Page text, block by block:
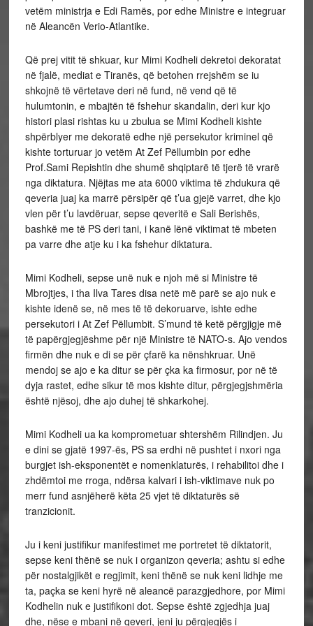
vetëm ministrja e Edi Ramës, por edhe Ministre e integruar
në Aleancën Verio-Atlantike.
Që prej vitit të shkuar, kur Mimi Kodheli dekretoi dekoratat
në fjalë, mediat e Tiranës, që betohen rrejshëm se iu
shkojnë të vërtetave deri në fund, në vend që të
hulumtonin, e mbajtën të fshehur skandalin, deri kur kjo
histori plasi rishtas ku u zbulua se Mimi Kodheli kishte
shpërblyer me dekoratë edhe një persekutor kriminel që
kishte torturuar jo vetëm At Zef Pëllumbin por edhe
Prof.Sami Repishtin dhe shumë shqiptarë të tjerë të vrarë
nga diktatura. Njëjtas me ata 6000 viktima të zhdukura që
qeveria juaj ka marrë përsipër që t’ua gjejë varret, dhe kjo
vlen për t’u lavdëruar, sepse qeveritë e Sali Berishës,
bashkë me të PS deri tani, i kanë lënë viktimat të mbeten
pa varre dhe atje ku i ka fshehur diktatura.
Mimi Kodheli, sepse unë nuk e njoh më si Ministre të
Mbrojtjes, i tha Ilva Tares disa netë më parë se ajo nuk e
kishte idenë se, në mes të të dekoruarve, ishte edhe
persekutori i At Zef Pëllumbit. S’mund të ketë përgjigje më
të papërgjegjëshme për një Ministre të NATO-s. Ajo vendos
firmën dhe nuk e di se për çfarë ka nënshkruar. Unë
mendoj se ajo e ka ditur se për çka ka firmosur, por në të
dyja rastet, edhe sikur të mos kishte ditur, përgjegjshmëria
është njësoj, dhe ajo duhej të shkarkohej.
Mimi Kodheli ua ka komprometuar shtershëm Rilindjen. Ju
e dini se gjatë 1997-ës, PS sa erdhi në pushtet i nxori nga
burgjet ish-eksponentët e nomenklaturës, i rehabilitoi dhe i
zhdëmtoi me rroga, ndërsa kalvari i ish-viktimave nuk po
merr fund asnjëherë këta 25 vjet të diktaturës së
tranzicionit.
Ju i keni justifikur manifestimet me portretet të diktatorit,
sepse keni thënë se nuk i organizon qeveria; ashtu si edhe
për nostalgjikët e regjimit, keni thënë se nuk keni lidhje me
ta, paçka se keni hyrë në aleancë parazgjedhore, por Mimi
Kodhelin nuk e justifikoni dot. Sepse është zgjedhja juaj
dhe, nëse e mbani në qeveri, jeni ju përgjegjës i